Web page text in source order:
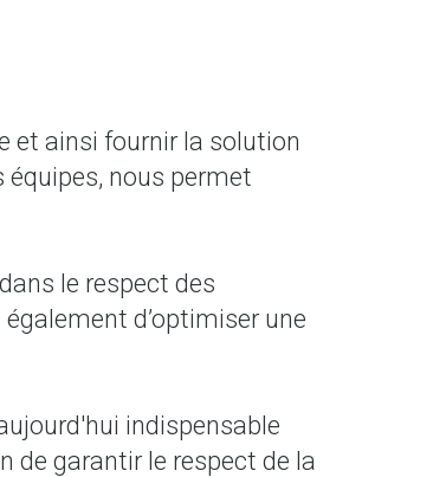
et ainsi fournir la solution
équipes, nous permet
le respect des
d’optimiser une
indispensable
de garantir le respect de la